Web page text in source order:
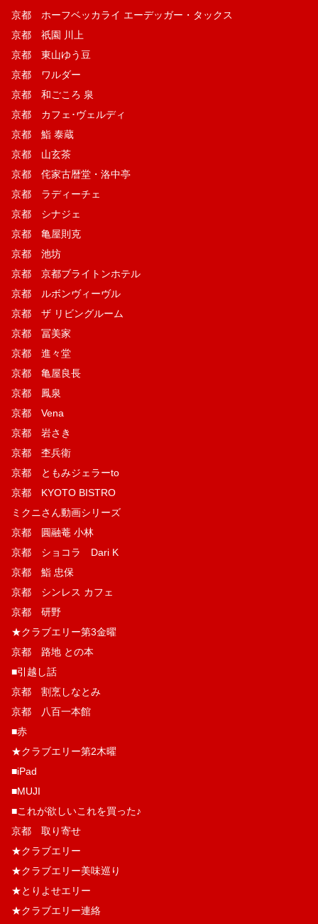
京都 ホーフベッカライ エーデッガー・タックス
京都 祇園 川上
京都 東山ゆう豆
京都 ワルダー
京都 和ごころ 泉
京都 カフェ･ヴェルディ
京都 鮨 泰蔵
京都 山玄茶
京都 侘家古暦堂・洛中亭
京都 ラディーチェ
京都 シナジェ
京都 亀屋則克
京都 池坊
京都 京都ブライトンホテル
京都 ルボンヴィーヴル
京都 ザ リビングルーム
京都 冨美家
京都 進々堂
京都 亀屋良長
京都 鳳泉
京都 Vena
京都 岩さき
京都 杢兵衛
京都 ともみジェラーto
京都 KYOTO BISTRO
ミクニさん動画シリーズ
京都 圓融菴 小林
京都 ショコラ Dari K
京都 鮨 忠保
京都 シンレス カフェ
京都 研野
★クラブエリー第3金曜
京都 路地 との本
■引越し話
京都 割烹しなとみ
京都 八百一本館
■赤
★クラブエリー第2木曜
■iPad
■MUJI
■これが欲しいこれを買った♪
京都 取り寄せ
★クラブエリー
★クラブエリー美味巡り
★とりよせエリー
★クラブエリー連絡